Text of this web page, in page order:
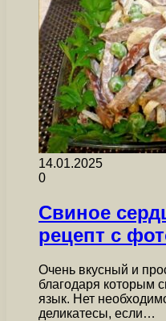
14.01.2025
0
Свиное
рецепт с
Очень вкусный и
благодаря которым
язык. Нет
деликатесы, если…